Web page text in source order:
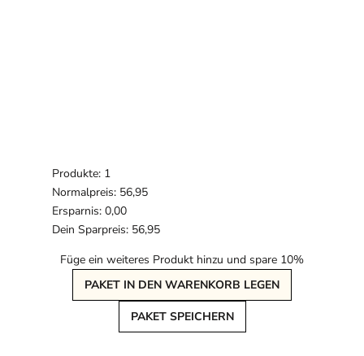
Produkte: 1
Normalpreis: 56,95
Ersparnis: 0,00
Dein Sparpreis: 56,95
Füge ein weiteres Produkt hinzu und spare 10%
PAKET IN DEN WARENKORB LEGEN
PAKET SPEICHERN